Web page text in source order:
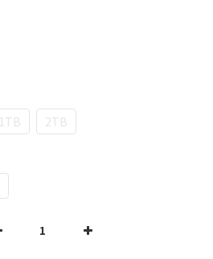
1TB 2TB